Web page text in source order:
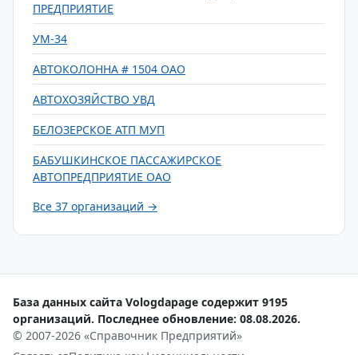
ПРЕДПРИЯТИЕ
УМ-34
АВТОКОЛОННА # 1504 ОАО
АВТОХОЗЯЙСТВО УВД
БЕЛОЗЕРСКОЕ АТП МУП
БАБУШКИНСКОЕ ПАССАЖИРСКОЕ
АВТОПРЕДПРИЯТИЕ ОАО
Все 37 организаций →
База данных сайта Vologdapage содержит 9195
организаций. Последнее обновление: 08.08.2026.
© 2007-2026 «Справочник Предприятий»